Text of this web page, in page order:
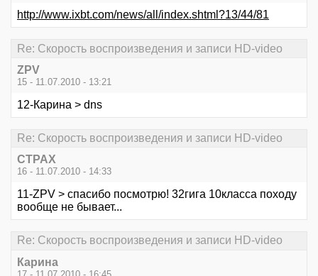
http://www.ixbt.com/news/all/index.shtml?13/44/81
Re: Скорость воспроизведения и записи HD-video
ZPV
15 - 11.07.2010 - 13:21
12-Карина > dns
Re: Скорость воспроизведения и записи HD-video
CTPAX
16 - 11.07.2010 - 14:33
11-ZPV > спасибо посмотрю! 32гига 10класса походу
вообще не бывает...
Re: Скорость воспроизведения и записи HD-video
Карина
17 - 11.07.2010 - 16:45